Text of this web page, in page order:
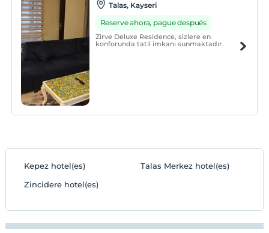
Talas, Kayseri
Reserve ahora, pague después
Zirve Deluxe Residence, sizlere en
konforunda tatil imkanı sunmaktadır.
Kepez hotel(es)
Talas Merkez hotel(es)
Zincidere hotel(es)